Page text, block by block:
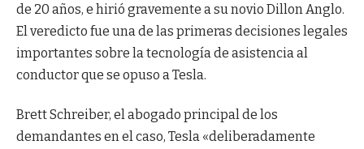
de 20 años, e hirió gravemente a su novio Dillon Anglo.
El veredicto fue una de las primeras decisiones legales
importantes sobre la tecnología de asistencia al
conductor que se opuso a Tesla.
Brett Schreiber, el abogado principal de los
demandantes en el caso, Tesla «deliberadamente